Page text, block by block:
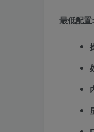
最低配置: